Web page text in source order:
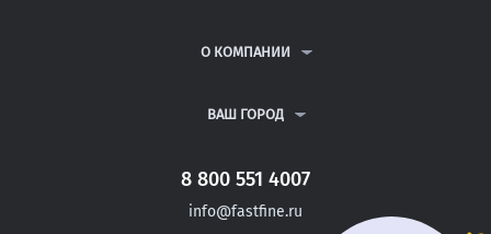
РЕФЕРАТЫ
ВОПРОСЫ И ОТВЕТЫ
ПОЛИТИКА КОНФИДЕНЦИАЛЬНОСТИ
О КОМПАНИИ
КОНТАКТЫ
ВАШ ГОРОД
САНКТ-ПЕТЕРБУРГ
ДУШАНБЕ
8 800 551 4007
info@fastfine.ru